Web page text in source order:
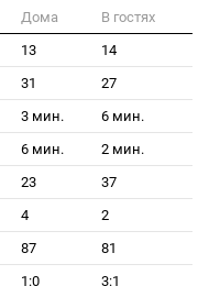
Дома
В гостях
13
14
31
27
3 мин.
6 мин.
6 мин.
2 мин.
23
37
4
2
87
81
1:0
3:1